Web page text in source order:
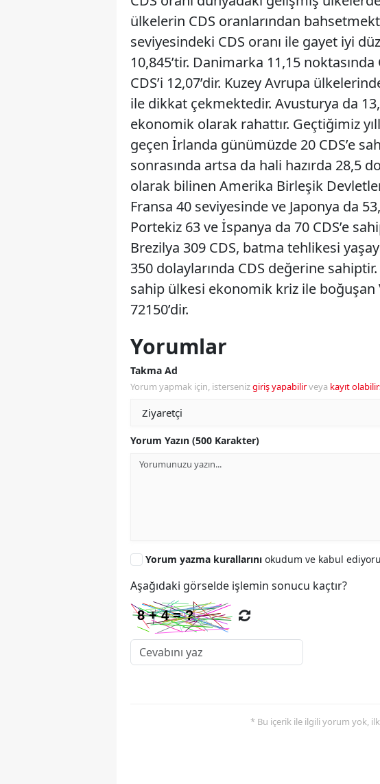
ülkelerin CDS oranlarından
seviyesindeki CDS oranı ile gayet iyi
10,845’tir. Danimarka 11,15
CDS’i 12,07’dir. Kuzey Avrupa
ile dikkat çekmektedir. Avusturya da
ekonomik olarak rahattır. Geçtiğimiz
geçen İrlanda günümüzde 20 CDS’e
sonrasında artsa da hali hazırda 28,5
olarak bilinen Amerika Birleşik
Fransa 40 seviyesinde ve Japonya da
Portekiz 63 ve İspanya da 70 CDS’e
Brezilya 309 CDS, batma tehlikesi
350 dolaylarında CDS değerine
sahip ülkesi ekonomik kriz ile boğuşan
72150’dir.
Yorumlar
Takma Ad
Yorum yapmak için, istersenizgiriş yapabilirveya kayıt
Yorum Yazın (500 Karakter)
Yorum yazma kurallarını okudum ve kabul
Aşağıdaki görselde işlemin sonucu kaçtır?
* Bu içerik ile ilgili yorum yok,